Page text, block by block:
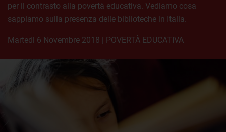
per il contrasto alla povertà educativa. Vediamo cosa
sappiamo sulla presenza delle biblioteche in Italia.
martedì 6 Novembre 2018 | POVERTÀ EDUCATIVA